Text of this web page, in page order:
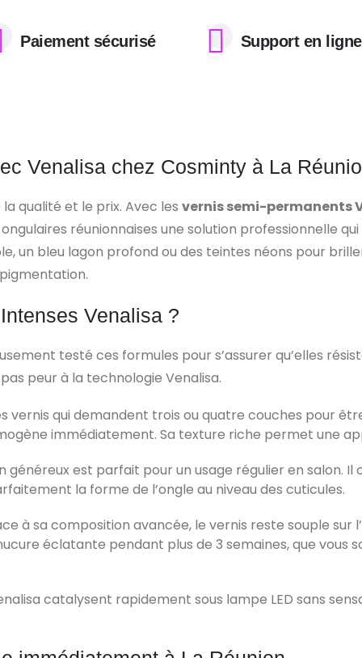
Paiement sécurisé Support en
Venalisa chez Cosminty à La
qualité et le prix. Avec les vernis semi-permanents
réunionnaises une solution professionnelle
un bleu lagon profond ou des teintes néons pour
Venalisa ?
testé ces formules pour s’assurer qu’elles
peur à la technologie Venalisa.
vernis qui demandent trois ou quatre couches pour
immédiatement. Sa texture riche permet une
généreux est parfait pour un usage régulier en salon.
la forme de l’ongle au niveau des cuticules.
à sa composition avancée, le vernis reste souple
éclatante pendant plus de 3 semaines, que vous
catalysent rapidement sous lampe LED sans